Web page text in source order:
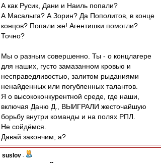
А как Русик, Дани и Наиль попали?
А Масалыга? А Зорин? Да Пополитов, в конце
концов? Попали же! Агентишки помогли?
Точно?
Мы о разным совершенно. Ты - о концлагере
для наших, густо замазанном кровью и
несправедливостью, залитом рыданиями
ненайденных или погубленных талантов.
Я о высококонкурентной среде, где наши,
включая Даню Д., ВЫИГРАЛИ жесточайшую
борьбу внутри команды и на полях РПЛ.
Не сойдёмся.
Давай закончим, а?
suslov -